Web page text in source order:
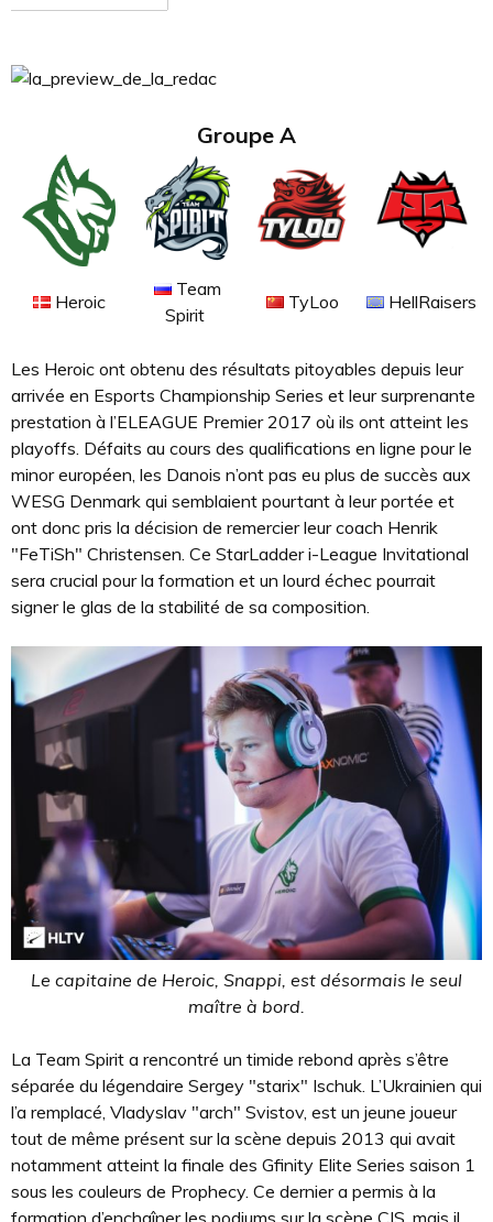
Groupe A
Heroic
Team
Spirit
TyLoo HellRaisers
Les Heroic ont obtenu des résultats pitoyables depuis leur
arrivée en Esports Championship Series et leur surprenante
prestation à l’ELEAGUE Premier 2017 où ils ont atteint les
playoffs. Défaits au cours des qualifications en ligne pour le
minor européen, les Danois n’ont pas eu plus de succès aux
WESG Denmark qui semblaient pourtant à leur portée et
ont donc pris la décision de remercier leur coach Henrik
"FeTiSh" Christensen. Ce StarLadder i-League Invitational
sera crucial pour la formation et un lourd échec pourrait
signer le glas de la stabilité de sa composition.
Le capitaine de Heroic, Snappi, est désormais le seul
maître à bord.
La Team Spirit a rencontré un timide rebond après s’être
séparée du légendaire Sergey "starix" Ischuk. L’Ukrainien qui
l’a remplacé, Vladyslav "arch" Svistov, est un jeune joueur
tout de même présent sur la scène depuis 2013 qui avait
notamment atteint la finale des Gfinity Elite Series saison 1
sous les couleurs de Prophecy. Ce dernier a permis à la
formation d’enchaîner les podiums sur la scène CIS, mais il